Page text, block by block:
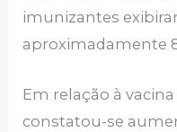
imunizantes
aproximadamente
Em relação à
constatou-se